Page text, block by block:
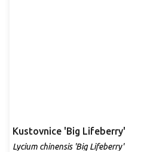
Kustovnice 'Big Lifeberry'
Lycium chinensis 'Big Lifeberry'